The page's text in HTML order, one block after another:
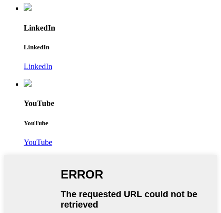
LinkedIn
LinkedIn
LinkedIn
YouTube
YouTube
YouTube